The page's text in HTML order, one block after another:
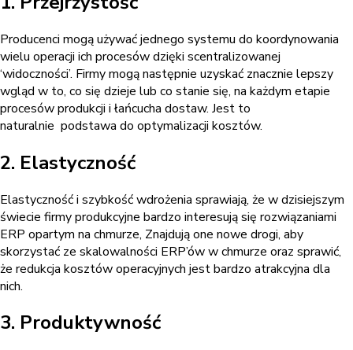
Producenci mogą używać jednego systemu do koordynowania
wielu operacji ich procesów dzięki scentralizowanej
‘widoczności’. Firmy mogą następnie uzyskać znacznie lepszy
wgląd w to, co się dzieje lub co stanie się, na każdym etapie
procesów produkcji i łańcucha dostaw. Jest to
naturalnie podstawa do optymalizacji kosztów.
2. Elastyczność
Elastyczność i szybkość wdrożenia sprawiają, że w dzisiejszym
świecie firmy produkcyjne bardzo interesują się rozwiązaniami
ERP opartym na chmurze, Znajdują one nowe drogi, aby
skorzystać ze skalowalności ERP’ów w chmurze oraz sprawić,
że redukcja kosztów operacyjnych jest bardzo atrakcyjna dla
nich.
3. Produktywność